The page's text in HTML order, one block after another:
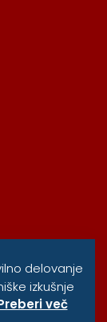
delovanje
izkušnje
več